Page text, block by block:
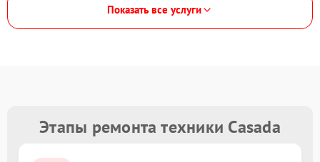
Показать все услуги
Этапы ремонта техники Casada